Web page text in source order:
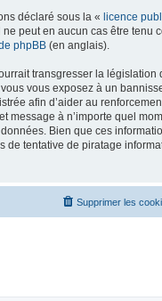
déclaré sous la « licence
peut en aucun cas être tenu
phpBB (en anglais).
transgresser la législation
vous exposez à un
afin d’aider au
message à n’importe quel
Bien que ces
tentative de piratage
Supprimer les